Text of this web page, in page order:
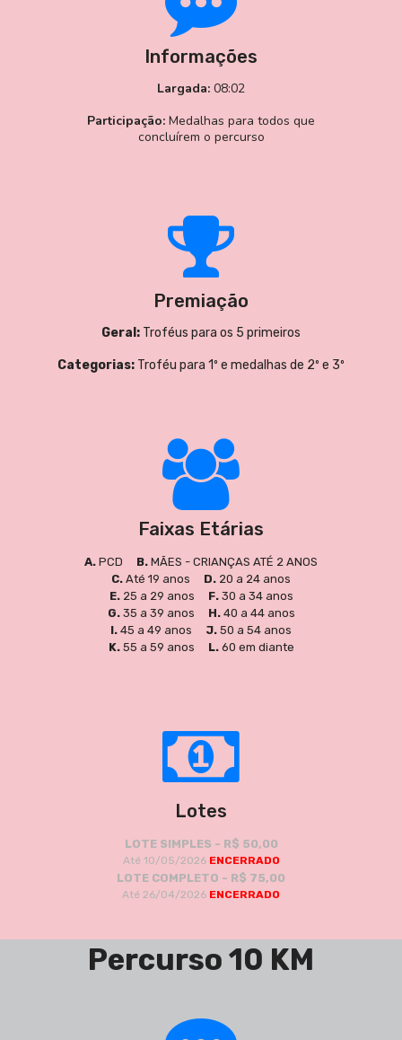
Informações
Largada: 08:02
Participação: Medalhas para todos que
concluírem o percurso
Premiação
Geral: Troféus para os 5 primeiros
Categorias: Troféu para 1º e medalhas de 2º e 3º
Faixas Etárias
A. PCD B. MÃES - CRIANÇAS ATÉ 2 ANOS
C. Até 19 anos D. 20 a 24 anos
E.25 a 29 anos F.30 a 34 anos
G.35 a 39 anos H.40 a 44 anos
I. 45 a 49 anos J. 50 a 54 anos
K.55 a 59 anos L.60 em diante
Lotes
LOTE SIMPLES - R$ 50,00
Até 10/05/2026ENCERRADO
LOTE COMPLETO - R$ 75,00
Até 26/04/2026 ENCERRADO
Percurso 10 KM